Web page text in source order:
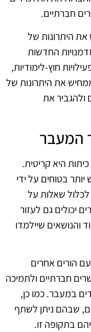
חברתיים.
היתרונות של
החדשות
חוץ-לימודיות,
את היתרונות של
ולהגביר את
המעבר
היא קריטית.
יותר בטוחים על ידי
שאלות על
יכולים גם לעזור
והנושאים שיילמדו
עם הורים אחרים
חברתיים ולתמיכה
במעבר. כמו כן,
שבהם ניתן לשתף
בתקופה זו.